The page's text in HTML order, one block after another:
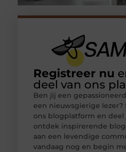
Registreer nu
deel van ons
Ben jij een
een nieuwsgierige lezer?
ons blogplatform en deel
ontdek inspirerende
aan een levendige
vandaag nog en begin